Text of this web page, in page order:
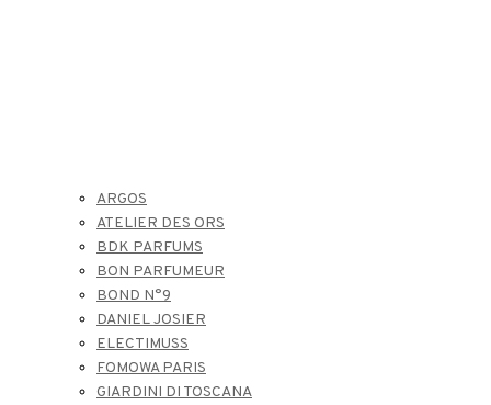
ARGOS
ATELIER DES ORS
BDK PARFUMS
BON PARFUMEUR
BOND N°9
DANIEL JOSIER
ELECTIMUSS
FOMOWA PARIS
GIARDINI DI TOSCANA